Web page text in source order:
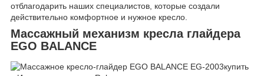
отблагодарить наших специалистов, которые создали
действительно комфортное и нужное кресло.
Массажный механизм кресла глайдера
EGO BALANCE